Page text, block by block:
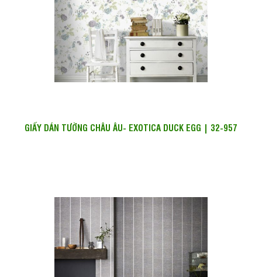
GIẤY DÁN TƯỜNG CHÂU ÂU- EXOTICA DUCK EGG | 32-957